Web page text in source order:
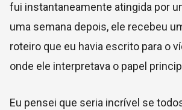
fui instantaneamente atingida por
uma semana depois, ele recebeu
roteiro que eu havia escrito para o
onde ele interpretava o papel
Eu pensei que seria incrível se